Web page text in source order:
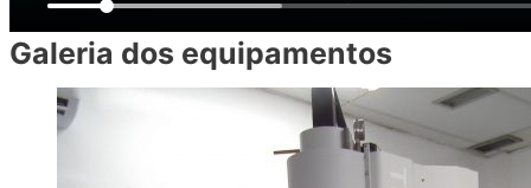
Galeria dos equipamentos